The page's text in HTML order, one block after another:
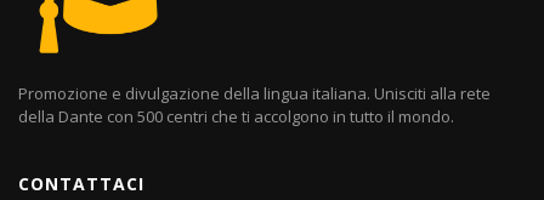
Promozione e divulgazione della lingua italiana. Unisciti alla rete
della Dante con 500 centri che ti accolgono in tutto il mondo.
CONTATTACI